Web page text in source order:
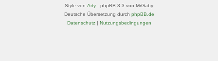
Style von Arty - phpBB 3.3 von MrGaby
Deutsche Übersetzung durch phpBB.de
Datenschutz| Nutzungsbedingungen